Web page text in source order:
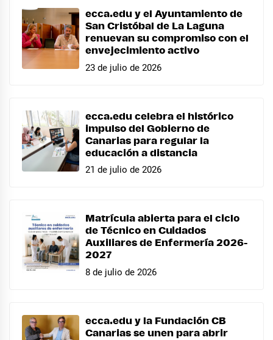
ecca.edu y el Ayuntamiento de
San Cristóbal de La Laguna
renuevan su compromiso con el
envejecimiento activo
23 de julio de 2026
ecca.edu celebra el histórico
impulso del Gobierno de
Canarias para regular la
educación a distancia
21 de julio de 2026
Matrícula abierta para el ciclo
de Técnico en Cuidados
Auxiliares de Enfermería 2026-
2027
8 de julio de 2026
ecca.edu y la Fundación CB
Canarias se unen para abrir